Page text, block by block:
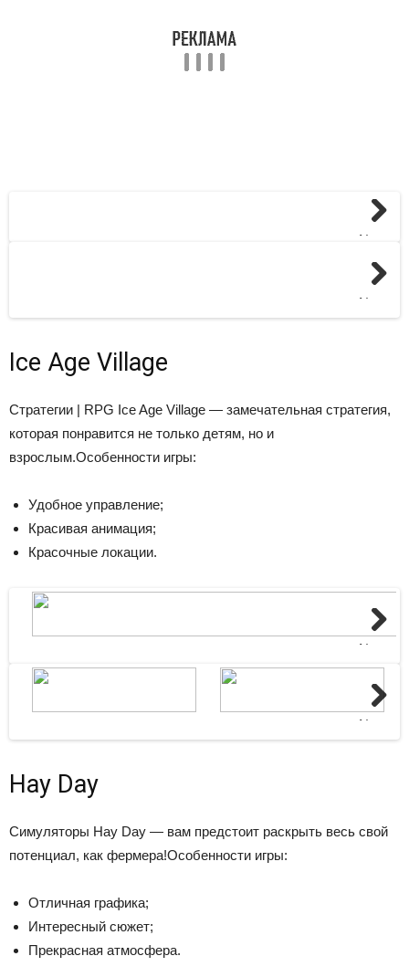
Next
Next
Ice Age Village
Стратегии | RPG Ice Age Village — замечательная стратегия,
которая понравится не только детям, но и
взрослым.Особенности игры:
Удобное управление;
Красивая анимация;
Красочные локации.
Next
Next
Hay Day
Симуляторы Hay Day — вам предстоит раскрыть весь свой
потенциал, как фермера!Особенности игры:
Отличная графика;
Интересный сюжет;
Прекрасная атмосфера.